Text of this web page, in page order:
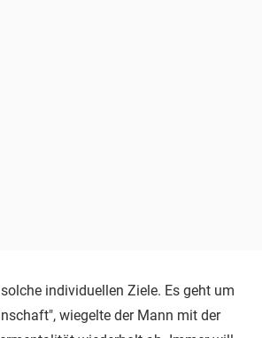
individuellen Ziele. Es geht um
wiegelte der Mann mit der